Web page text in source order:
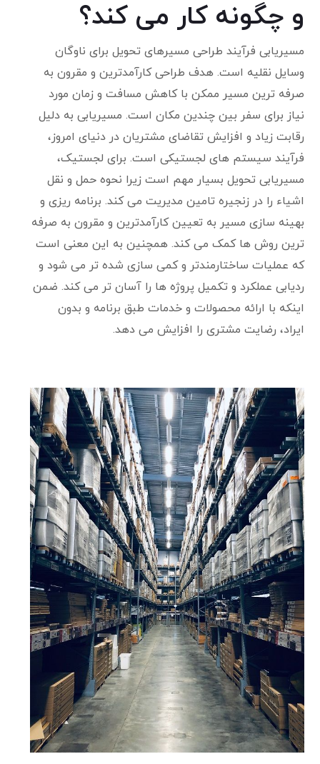
و چگونه کار می کند؟
مسیریابی فرآیند طراحی مسیرهای تحویل برای ناوگان
وسایل نقلیه است. هدف طراحی کارآمدترین و مقرون به
صرفه ترین مسیر ممکن با کاهش مسافت و زمان مورد
نیاز برای سفر بین چندین مکان است. مسیریابی به دلیل
رقابت زیاد و افزایش تقاضای مشتریان در دنیای امروز،
فرآیند سیستم های لجستیکی است. برای لجستیک،
مسیریابی تحویل بسیار مهم است زیرا نحوه حمل و نقل
اشیاء را در زنجیره تامین مدیریت می کند. برنامه ریزی و
بهینه سازی مسیر به تعیین کارآمدترین و مقرون به صرفه
ترین روش ها کمک می کند. همچنین به این معنی است
که عملیات ساختارمندتر و کمی سازی شده تر می شود و
ردیابی عملکرد و تکمیل پروژه ها را آسان تر می کند. ضمن
اینکه با ارائه محصولات و خدمات طبق برنامه و بدون
ایراد، رضایت مشتری را افزایش می دهد.